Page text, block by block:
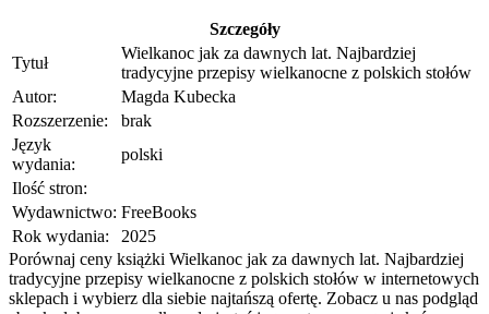
Szczegóły
Tytuł
Wielkanoc jak za dawnych lat. Najbardziej
tradycyjne przepisy wielkanocne z polskich stołów
Autor:
Magda Kubecka
Rozszerzenie:
brak
Język
wydania:
polski
Ilość stron:
Wydawnictwo: FreeBooks
Rok wydania:
2025
Porównaj ceny książki Wielkanoc jak za dawnych lat. Najbardziej
tradycyjne przepisy wielkanocne z polskich stołów w internetowych
sklepach i wybierz dla siebie najtańszą ofertę. Zobacz u nas podgląd